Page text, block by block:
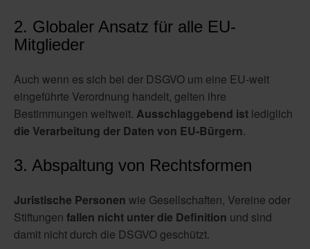
2. Globaler Ansatz für alle EU-
Mitglieder
Auch wenn es sich bei der DSGVO um eine EU-weit
eingeführte Verordnung handelt, gelten ihre
Bestimmungen weltweit. Ausschlaggebend ist lediglich
die Verarbeitung der Daten von EU-Bürgern.
3. Abspaltung von Rechtsformen
Juristische Personen wie Gesellschaften, Vereine oder
Stiftungen fallen nicht unter die Definition und sind
damit nicht durch die DSGVO geschützt.